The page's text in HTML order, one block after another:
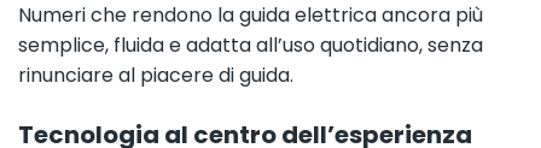
Numeri che rendono la guida elettrica ancora più
semplice, fluida e adatta all’uso quotidiano, senza
rinunciare al piacere di guida.
Tecnologia al centro dell’esperienza